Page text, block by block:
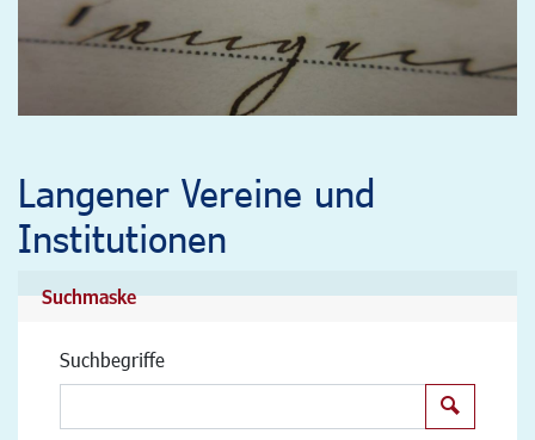
Langener Vereine und
Institutionen
Suchmaske
Suchbegriffe